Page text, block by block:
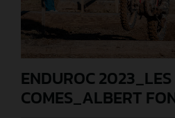
ENDUROC 2023_LES
COMES_ALBERT